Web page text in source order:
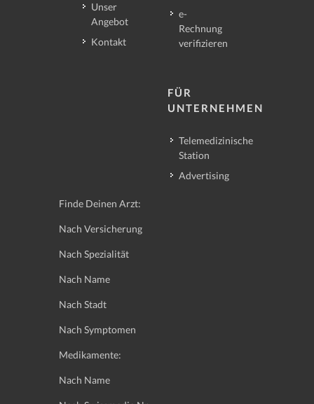
Unser
Angebot
Kontakt
e-
Rechnung
verifizieren
FÜR
UNTERNEHMEN
Telemedizinische
Station
Advertising
Finde Deinen Arzt:
Nach Versicherung
Nach Spezialität
Nach Name
Nach Stadt
Nach Symptomen
Medikamente:
Nach Name